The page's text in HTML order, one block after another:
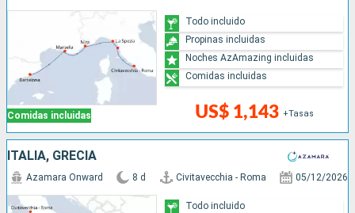
Comidas incluidas US$ 1,143 +Tasas
Todo incluido
Propinas incluidas
Noches AzAmazing incluidas
Comidas incluidas
ITALIA, GRECIA
Azamara Onward 8 d Civitavecchia - Roma 05/12/2026
Todo incluido